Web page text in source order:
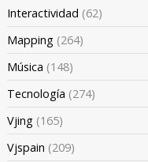
Interactividad (62)
Mapping (264)
Música (148)
Tecnología (274)
Vjing (165)
Vjspain (209)